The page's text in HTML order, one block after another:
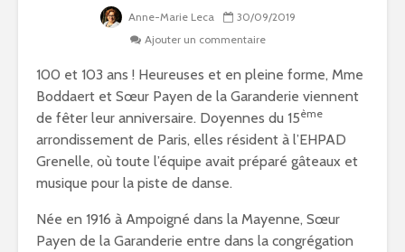
Anne-Marie Leca
30/09/2019
Ajouter un commentaire
100 et 103 ans ! Heureuses et en pleine forme, Mme
Boddaert et Sœur Payen de la Garanderie viennent
de fêter leur anniversaire. Doyennes du 15ème
arrondissement de Paris, elles résident à l’EHPAD
Grenelle, où toute l’équipe avait préparé gâteaux et
musique pour la piste de danse.
Née en 1916 à Ampoigné dans la Mayenne, Sœur
Payen de la Garanderie entre dans la congrégation